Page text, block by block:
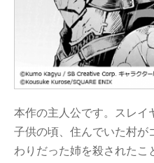
本作の主人公です。スレイ
子供の頃、住んでいた村が
わりだった姉を殺されたこ